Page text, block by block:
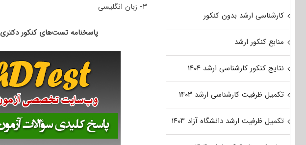
۳- زبان انگلیسی
پاسخنامه تست‌های کنکور دکتری ۹۶ ارائه‌شده از سوی سازمان سنجش آموزش کشور
کارشناسی ارشد بدون کنکور
منابع کنکور ارشد
نتایج کنکور کارشناسی ارشد ۱۴۰۴
تکمیل ظرفیت کارشناسی ارشد ۱۴۰۳
تکمیل ظرفیت ارشد دانشگاه آزاد ۱۴۰۳